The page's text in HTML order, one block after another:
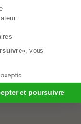
, vous
et poursuivre